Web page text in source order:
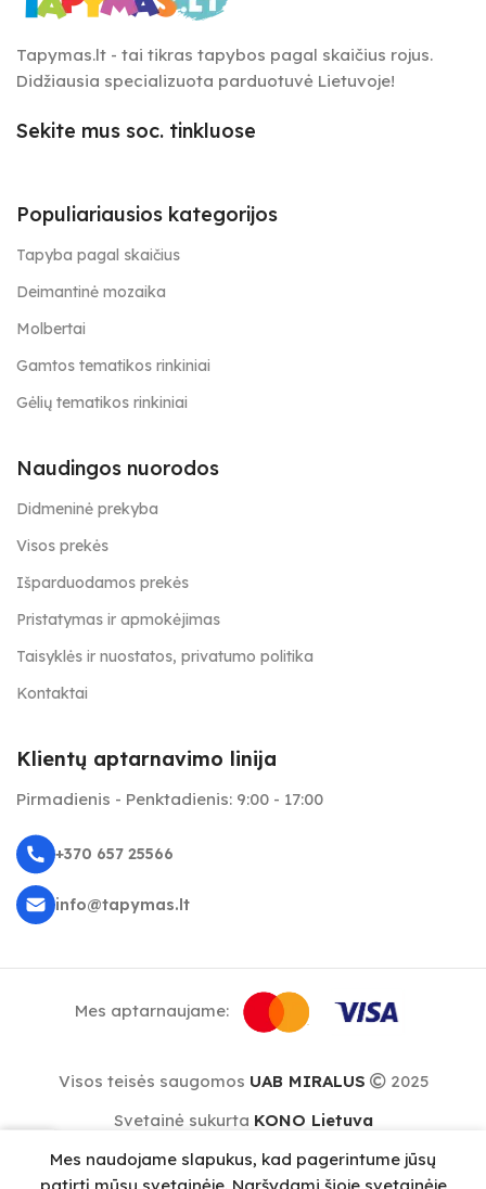
Tapymas.lt - tai tikras tapybos pagal skaičius rojus.
Didžiausia specializuota parduotuvė Lietuvoje!
Sekite mus soc. tinkluose
Populiariausios kategorijos
Tapyba pagal skaičius
Deimantinė mozaika
Molbertai
Gamtos tematikos rinkiniai
Gėlių tematikos rinkiniai
Naudingos nuorodos
Didmeninė prekyba
Visos prekės
Išparduodamos prekės
Pristatymas ir apmokėjimas
Taisyklės ir nuostatos, privatumo politika
Kontaktai
Klientų aptarnavimo linija
Pirmadienis - Penktadienis: 9:00 - 17:00
+370 657 25566
info@tapymas.lt
Mes aptarnaujame:
Visos teisės saugomos UAB MIRALUS
2025
Svetainė sukurta KONO Lietuva
Mes naudojame slapukus, kad pagerintume jūsų